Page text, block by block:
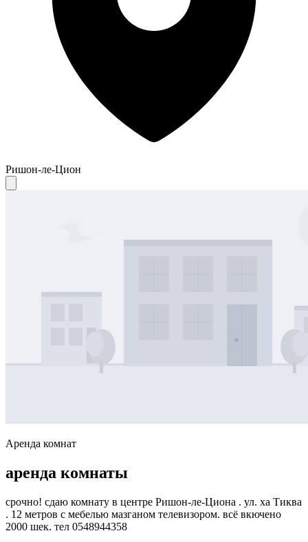
Ришон-ле-Цион
Аренда комнат
аренда комнаты
срочно! сдаю комнату в центре Ришон-ле-Циона . ул. ха Тиква
. 12 метров с мебелью мазганом телевизором. всё вкючено
2000 шек. тел 0548944358